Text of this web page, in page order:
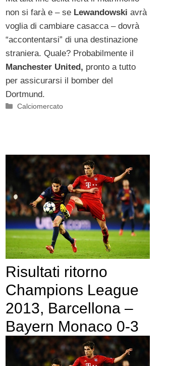
non si farà e – se Lewandowski avrà
voglia di cambiare casacca – dovrà
“accontentarsi” di una destinazione
straniera. Quale? Probabilmente il
Manchester United, pronto a tutto
per assicurarsi il bomber del
Dortmund.
Categorie
Calciomercato
Risultati ritorno
Champions League
2013, Barcellona –
Bayern Monaco 0-3